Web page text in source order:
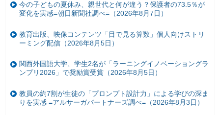
今の子どもの夏休み、親世代と何が違う？保護者の73.5％が
変化を実感=朝日新聞社調べ=（2026年8月7日）
教育出版、映像コンテンツ「目で見る算数」個人向けストリ
ーミング配信（2026年8月5日）
関西外国語大学、学生2名が「ラーニングイノベーショングラ
ンプリ2026」で奨励賞受賞（2026年8月5日）
教員の約7割が生徒の「プロンプト設計力」による学びの深ま
りを実感 =アルサーガパートナーズ調べ=（2026年8月3日）